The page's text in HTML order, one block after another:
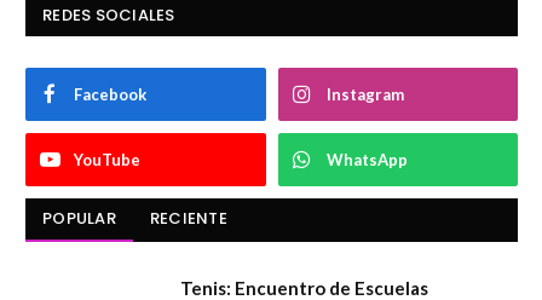
REDES SOCIALES
Facebook Instagram
YouTube WhatsApp
POPULAR RECIENTE
Tenis: Encuentro de Escuelas